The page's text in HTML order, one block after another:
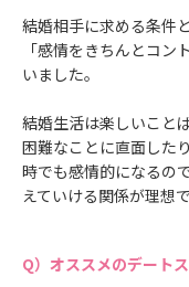
結婚相手に求める条件
「感情をきちんとコ
いました。
結婚生活は楽しいこと
困難なことに直面した
時でも感情的になるの
えていける関係が理想で
オススメのデート